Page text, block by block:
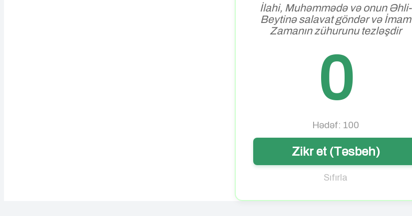
İlahi, Muhəmmədə və onun Əhli-
Beytinə salavat göndər və İmam
Zamanın zühurunu tezləşdir
0
Hədəf: 100
Zikr et (Təsbeh)
Sıfırla